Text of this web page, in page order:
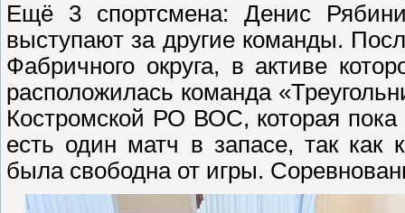
Ещё 3 спортсмена: Денис
выступают за другие команды.
Фабричного округа, в активе
расположилась команда
Костромской РО ВОС, которая
есть один матч в запасе, так как
была свободна от игры.